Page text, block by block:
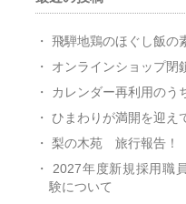
飛騨地鶏のほぐし飯の
オンラインショップ閉
カレンダー再利用のう
ひまわりが満開を迎え
梨の木苑 旅行報告！
2027年度新規採用職
験について